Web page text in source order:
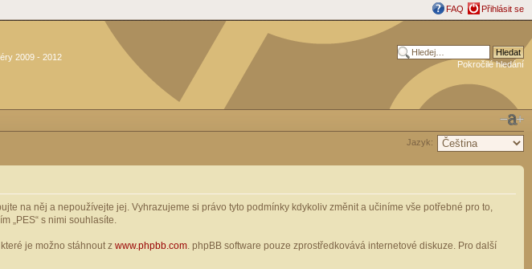
FAQ Přihlásit se
2009 - 2012
Pokročilé hledání
Jazyk:
na něj a nepoužívejte jej. Vyhrazujeme si právo tyto podmínky kdykoliv změnit a učiníme vše potřebné pro to,
„PES“ s nimi souhlasíte.
které je možno stáhnout z www.phpbb.com . phpBB software pouze zprostředkovává internetové diskuze. Pro další